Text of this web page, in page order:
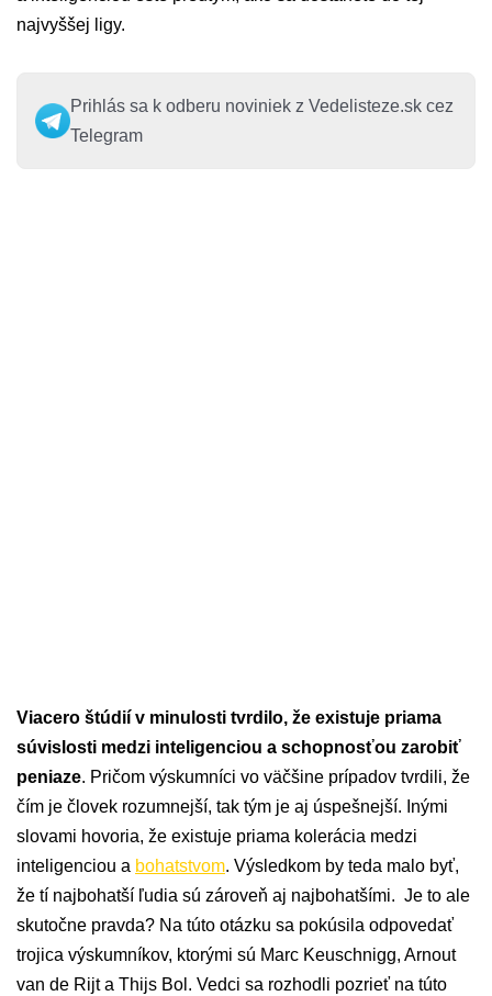
najvyššej ligy.
Prihlás sa k odberu noviniek z Vedelisteze.sk cez
Telegram
Viacero štúdií v minulosti tvrdilo, že existuje priama
súvislosti medzi inteligenciou a schopnosťou zarobiť
peniaze. Pričom výskumníci vo väčšine prípadov tvrdili, že
čím je človek rozumnejší, tak tým je aj úspešnejší. Inými
slovami hovoria, že existuje priama kolerácia medzi
inteligenciou a bohatstvom. Výsledkom by teda malo byť,
že tí najbohatší ľudia sú zároveň aj najbohatšími. Je to ale
skutočne pravda? Na túto otázku sa pokúsila odpovedať
trojica výskumníkov, ktorými sú Marc Keuschnigg, Arnout
van de Rijt a Thijs Bol. Vedci sa rozhodli pozrieť na túto